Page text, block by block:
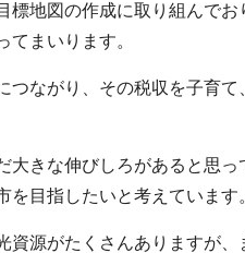
標地図の作成に取り組んで
まいります。
ながり、その税収を子育
きな伸びしろがあると思
目指したいと考えています
源がたくさんありますが